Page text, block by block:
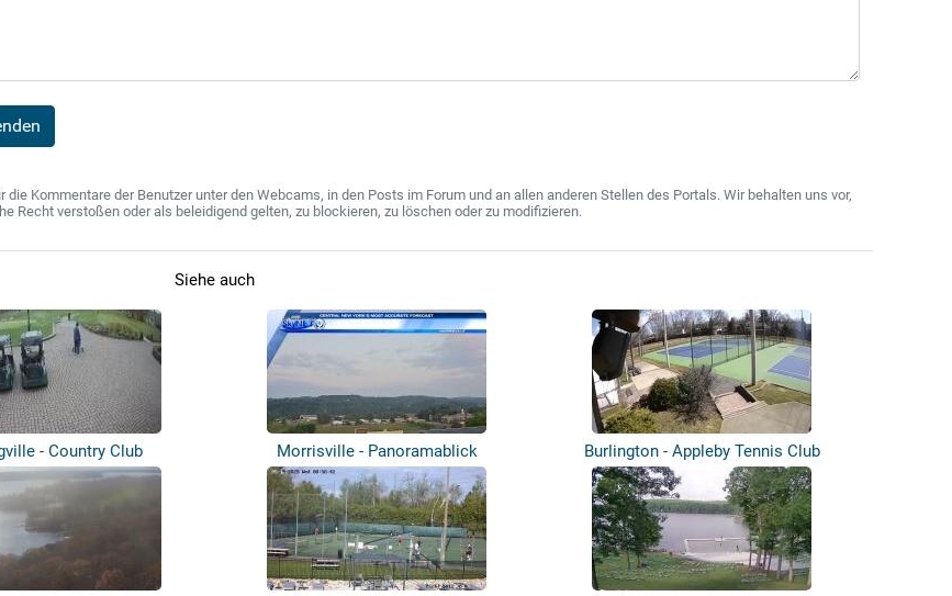
Kommentare der Benutzer unter den Webcams, in den Posts im Forum und an allen anderen Stellen des Portals. Wir behalten uns vor,
Recht verstoßen oder als beleidigend gelten, zu blockieren, zu löschen oder zu modifizieren.
Siehe auch
- Country Club Morrisville - Panoramablick Burlington - Appleby Tennis Club